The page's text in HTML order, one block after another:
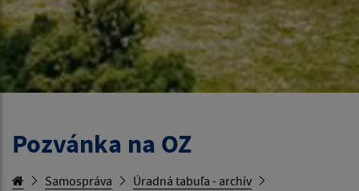
Pozvánka na OZ
Samospráva
Úradná tabuľa - archív